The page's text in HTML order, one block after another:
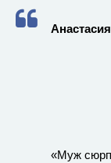
«Муж